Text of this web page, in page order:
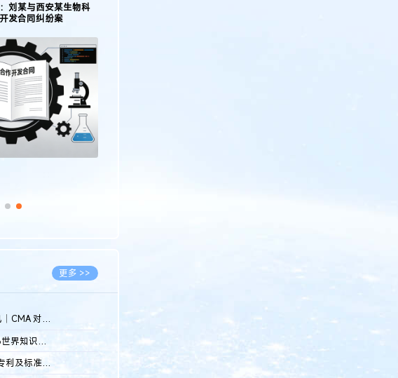
更多 >>
刘某与西安某生物科
发合同纠纷案
更多 >>
知识产权环球资讯｜CMA 对微软发起调查；批量搬运二手平台数据构...
WIPO发布《2026世界知识产权报告》 含报告全文
全球5G标准必要专利及标准提案研究报告（2026年）全文发布